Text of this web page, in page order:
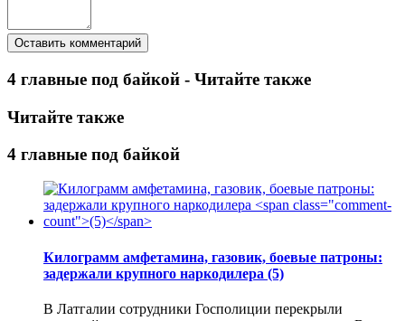
4 главные под байкой - Читайте также
Читайте также
4 главные под байкой
Килограмм амфетамина, газовик, боевые патроны:
задержали крупного наркодилера (5)
В Латгалии сотрудники Госполиции перекрыли